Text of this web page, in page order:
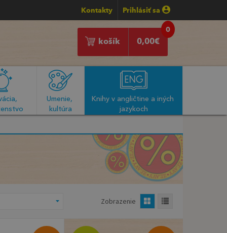
Kontakty Prihlásiť sa
0
0,00€
košík
Umenie,
kultúra
Knihy v angličtine a iných
jazykoch
Zobrazenie